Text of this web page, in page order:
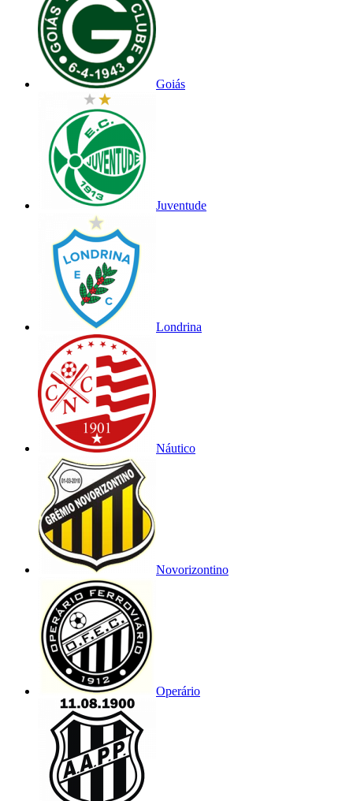
Goiás
Juventude
Londrina
Náutico
Novorizontino
Operário